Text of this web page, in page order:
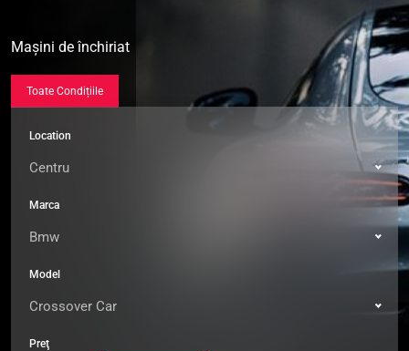
Mașini de închiriat
Toate Condițiile
Location
Centru
Marca
Bmw
Model
Crossover Car
Preţ